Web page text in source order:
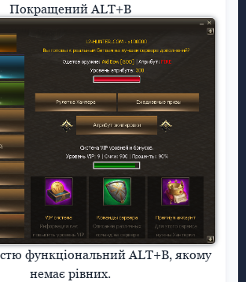
Покращений ALT+B
функціональний ALT+B, якому
немає рівних.